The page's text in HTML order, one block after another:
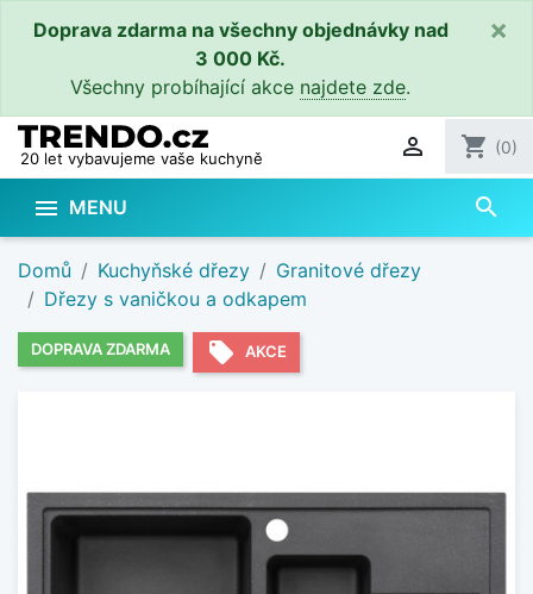
Doprava zdarma na všechny objednávky nad
3 000 Kč.
Všechny probíhající akce najdete zde.
×
20 let vybavujeme vaše kuchyně  shopping_cart (0)
 MENU search
Domů Kuchyňské dřezy
Granitové dřezy
Dřezy s vaničkou a odkapem
DOPRAVA ZDARMA local_offer AKCE